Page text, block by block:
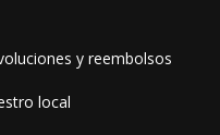
y reembolsos
local